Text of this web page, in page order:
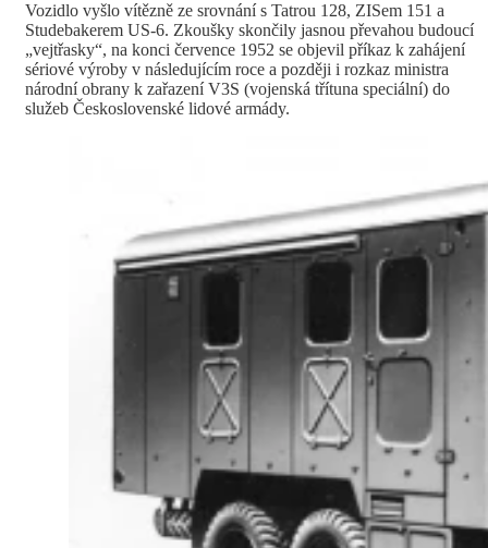
Vozidlo vyšlo vítězně ze srovnání s Tatrou 128, ZISem 151 a
Studebakerem US-6. Zkoušky skončily jasnou převahou budoucí
„vejtřasky“, na konci července 1952 se objevil příkaz k zahájení
sériové výroby v následujícím roce a později i rozkaz ministra
národní obrany k zařazení V3S (vojenská třítuna speciální) do
služeb Československé lidové armády.